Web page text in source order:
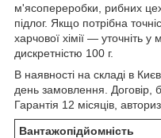
м'ясопереробки, рибних
підлог. Якщо потрібна
харчової хімії — уточніть
дискретністю 100 г.
В наявності на складі в
день замовлення. Договір,
Гарантія 12 місяців,
Вантажопідйомність